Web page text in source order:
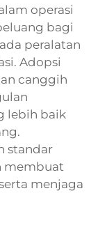
operasi
bagi
peralatan
Adopsi
canggih
lebih baik
standar
membuat
menjaga